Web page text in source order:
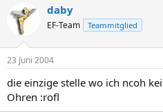
daby
EF-Team Teammitglied
23 Juni 2004
die einzige stelle wo ich ncoh
Ohren :rofl